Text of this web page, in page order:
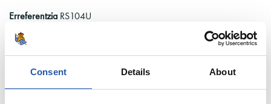
Consent Details About
Erreferentzia RS104U